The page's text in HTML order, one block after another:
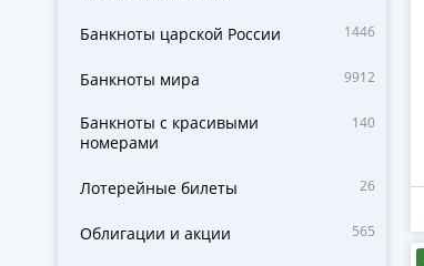
Банкноты царской России 1446
Банкноты мира 9912
Банкноты с красивыми
номерами
140
Лотерейные билеты 26
Облигации и акции 565